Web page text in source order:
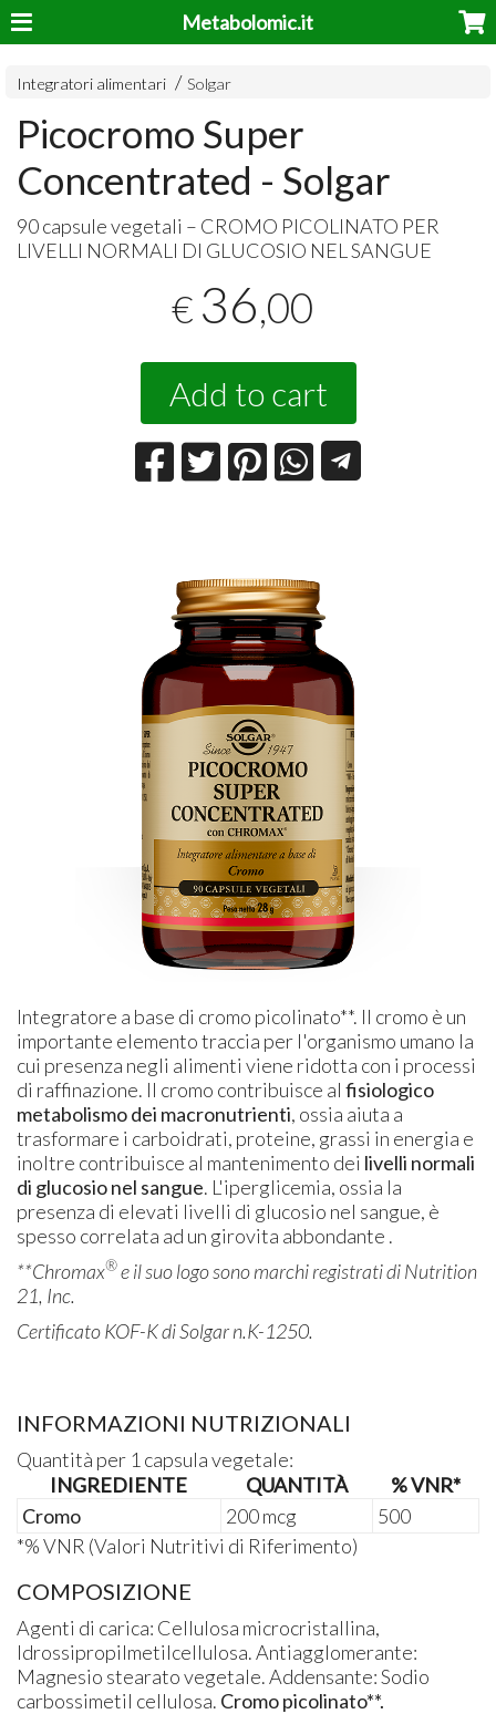
Metabolomic.it
Integratori alimentari Solgar
Picocromo Super
Concentrated - Solgar
90 capsule vegetali – CROMO PICOLINATO PER
LIVELLI NORMALI DI GLUCOSIO NEL SANGUE
€ 36,00
Add to cart
Integratore a base di cromo picolinato**. Il cromo è un
importante elemento traccia per l'organismo umano la
cui presenza negli alimenti viene ridotta con i processi
di raffinazione. Il cromo contribuisce al fisiologico
metabolismo dei macronutrienti, ossia aiuta a
trasformare i carboidrati, proteine, grassi in energia e
inoltre contribuisce al mantenimento dei livelli normali
di glucosio nel sangue. L'iperglicemia, ossia la
presenza di elevati livelli di glucosio nel sangue, è
spesso correlata ad un girovita abbondante .
**Chromax® e il suo logo sono marchi registrati di Nutrition
21, Inc.
Certificato KOF-K di Solgar n.K-1250.
INFORMAZIONI NUTRIZIONALI
Quantità per 1 capsula vegetale:
INGREDIENTE
QUANTITÀ
% VNR*
Cromo
200 mcg
500
*% VNR (Valori Nutritivi di Riferimento)
COMPOSIZIONE
Agenti di carica: Cellulosa microcristallina,
Idrossipropilmetilcellulosa. Antiagglomerante:
Magnesio stearato vegetale. Addensante: Sodio
carbossimetil cellulosa. Cromo picolinato**.